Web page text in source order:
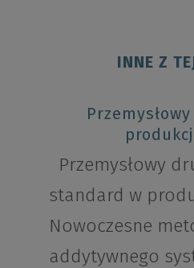
INNE Z
Przemysłowy
standard w
Nowoczesne
addytywnego